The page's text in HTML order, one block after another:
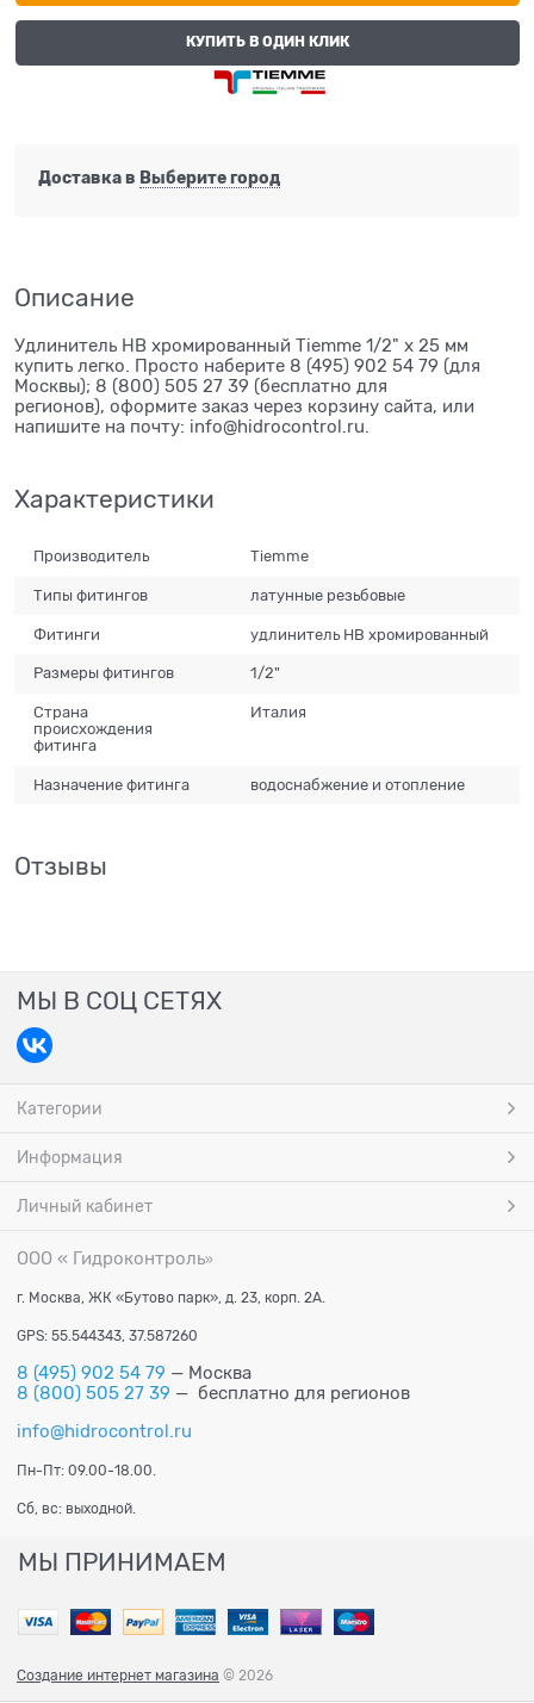
КУПИТЬ В ОДИН КЛИК
Доставка в Выберите город
Описание
Удлинитель НВ хромированный Tiemme 1/2" х 25 мм
купить легко. Просто наберите 8 (495) 902 54 79 (для
Москвы); 8 (800) 505 27 39 (бесплатно для
регионов), оформите заказ через корзину сайта, или
напишите на почту: info@hidrocontrol.ru.
Характеристики
Производитель Tiemme
Типы фитингов латунные резьбовые
Фитинги удлинитель НВ хромированный
Размеры фитингов 1/2"
Страна
происхождения
фитинга
Италия
Назначение фитинга водоснабжение и отопление
Отзывы
МЫ В СОЦ СЕТЯХ
Категории
Информация
Личный кабинет
ООО « Гидроконтроль»
г. Москва, ЖК «Бутово парк», д. 23, корп. 2А.
GPS: 55.544343, 37.587260
8 (495) 902 54 79 — Москва
8 (800) 505 27 39 — бесплатно для регионов
info@hidrocontrol.ru
Пн-Пт: 09.00-18.00.
Сб, вс: выходной.
МЫ ПРИНИМАЕМ
Создание интернет магазина © 2026